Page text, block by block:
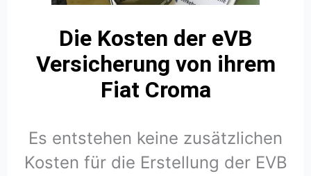
Die Kosten der eVB
Versicherung von ihrem
Fiat Croma
Es entstehen keine zusätzlichen
Kosten für die Erstellung der EVB